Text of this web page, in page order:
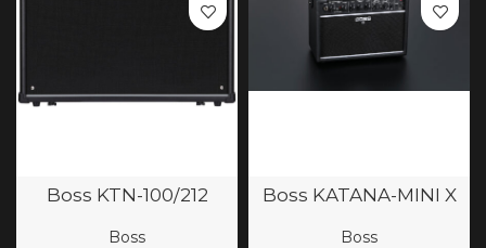
Boss KTN-100/212
Boss
Boss KATANA-MINI X
Boss